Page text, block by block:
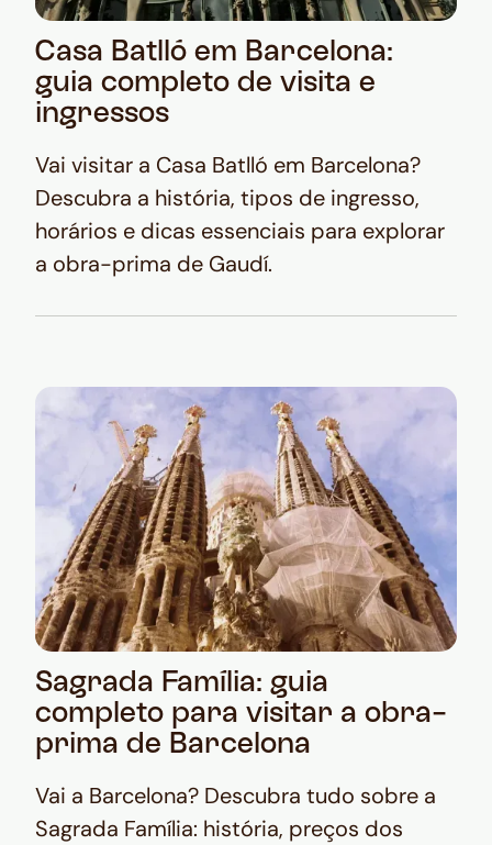
Casa Batlló em Barcelona:
guia completo de visita e
ingressos
Vai visitar a Casa Batlló em Barcelona?
Descubra a história, tipos de ingresso,
horários e dicas essenciais para explorar
a obra-prima de Gaudí.
Sagrada Família: guia
completo para visitar a obra-
prima de Barcelona
Vai a Barcelona? Descubra tudo sobre a
Sagrada Família: história, preços dos